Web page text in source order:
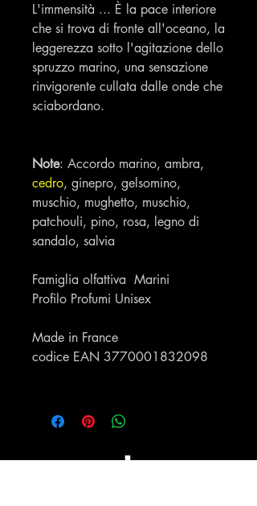
L'immensità ... È la pace interiore
che si trova di fronte all'oceano, la
leggerezza sotto l'agitazione dello
spruzzo marino, una sensazione
rinvigorente cullata dalle onde che
sciabordano.
Note: Accordo marino, ambra,
cedro, ginepro, gelsomino,
muschio, mughetto, muschio,
patchouli, pino, rosa, legno di
sandalo, salvia
Famiglia olfattiva Marini
Profilo Profumi Unisex
Made in France
codice EAN 3770001832098